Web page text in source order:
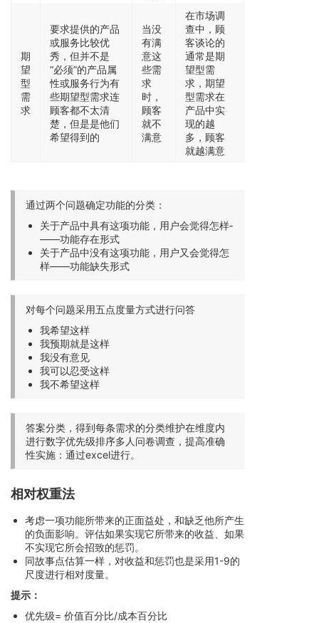
期
望
型
需
求
要求提供的产品
或服务比较优
秀，但并不是
“必须”的产品属
性或服务行为有
些期望型需求连
顾客都不太清
楚，但是是他们
希望得到的
当没
有满
意这
些需
求
时，
顾客
就不
满意
在市场调
查中，顾
客谈论的
通常是期
望型需
求，期望
型需求在
产品中实
现的越
多，顾客
就越满意
通过两个问题确定功能的分类：
关于产品中具有这项功能，用户会觉得怎样­
——功能存在形式
关于产品中没有这项功能，用户又会觉得怎
样——功能缺失形式
对每个问题采用五点度量方式进行问答
我希望这样
我预期就是这样
我没有意见
我可以忍受这样
我不希望这样
答案分类，得到每条需求的分类维护在维度内
进行数字优先级排序多人问卷调查，提高准确
性实施：通过excel进行。
相对权重法
考虑一项功能所带来的正面益处，和缺乏他所产生
的负面影响。评估如果实现它所带来的收益、如果
不实现它所会招致的惩罚。
同故事点估算一样，对收益和惩罚也是采用1-9的
尺度进行相对度量。
提示：
优先级= 价值百分比/成本百分比